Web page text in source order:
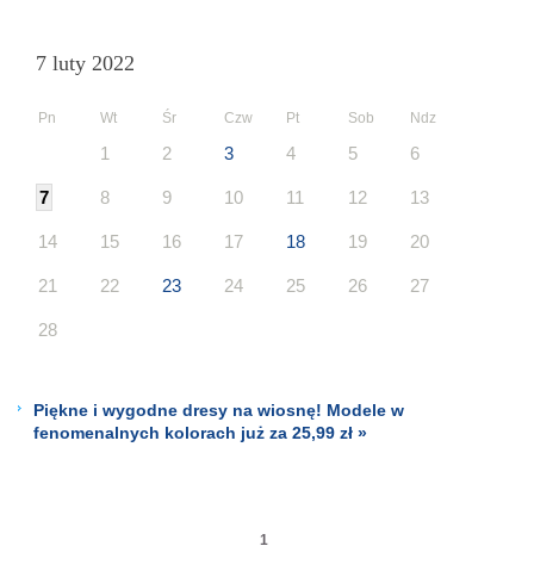
7 luty 2022
Pn Wt Śr Czw Pt Sob Ndz
1 2 3 4 5 6
7 8 9 10 11 12 13
14 15 16 17 18 19 20
21 22 23 24 25 26 27
28
Piękne i wygodne dresy na wiosnę! Modele w
fenomenalnych kolorach już za 25,99 zł »
1